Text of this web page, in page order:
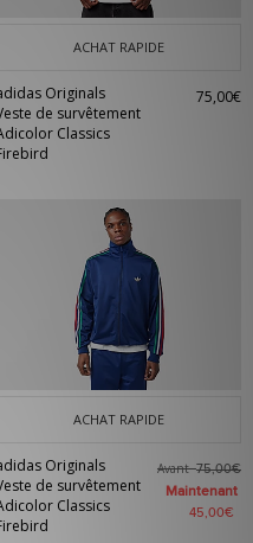
ACHAT RAPIDE
Originals
de survêtement
Classics
75,00€
ACHAT RAPIDE
Originals
de survêtement
Classics
Avant75,00€
Maintenant
45,00€